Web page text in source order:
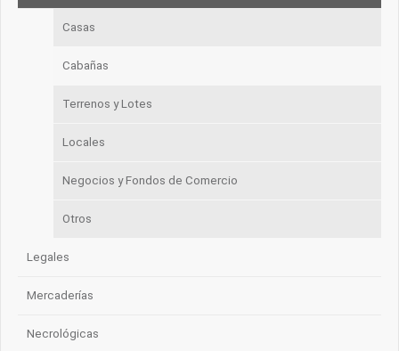
Casas
Cabañas
Terrenos y Lotes
Locales
Negocios y Fondos de Comercio
Otros
Legales
Mercaderías
Necrológicas